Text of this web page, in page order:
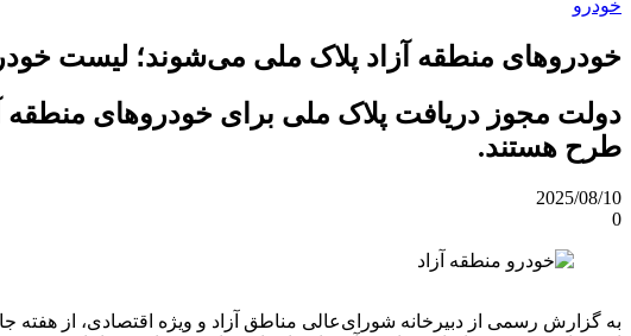
خودرو
خودروهای منطقه آزاد پلاک ملی می‌شوند؛ لیست
طرح هستند.
2025/08/10
0
به گزارش رسمی از دبیرخانه شورای‌عالی مناطق آزاد و ویژه اقتصادی، از